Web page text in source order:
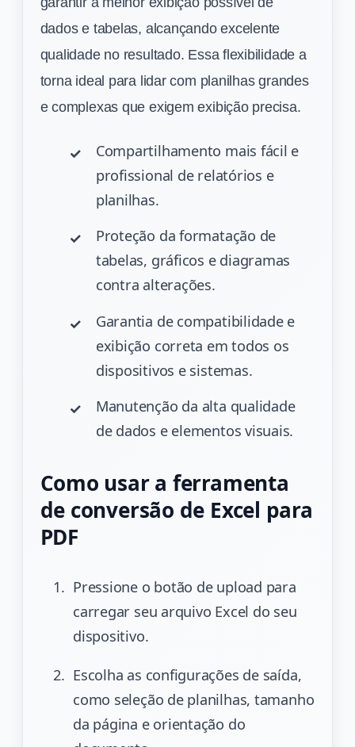
dados e tabelas, alcançando excelente
qualidade no resultado. Essa flexibilidade a
torna ideal para lidar com planilhas grandes
e complexas que exigem exibição precisa.
Compartilhamento mais fácil e
profissional de relatórios e
planilhas.
Proteção da formatação de
tabelas, gráficos e diagramas
contra alterações.
Garantia de compatibilidade e
exibição correta em todos os
dispositivos e sistemas.
Manutenção da alta qualidade
de dados e elementos visuais.
Como usar a ferramenta
de conversão de Excel para
PDF
Pressione o botão de upload para
carregar seu arquivo Excel do seu
dispositivo.
Escolha as configurações de saída,
como seleção de planilhas, tamanho
da página e orientação do